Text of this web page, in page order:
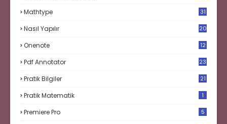
Mathtype 31
Nasıl Yapılır 20
Onenote 12
Pdf Annotator 23
Pratik Bilgiler 21
Pratik Matematik 1
Premiere Pro 5